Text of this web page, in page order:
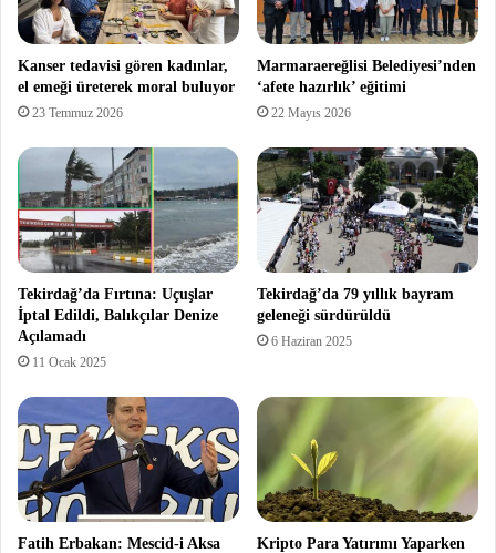
Kanser tedavisi gören kadınlar,
el emeği üreterek moral buluyor
23 Temmuz 2026
Marmaraereğlisi Belediyesi’nden
‘afete hazırlık’ eğitimi
22 Mayıs 2026
Tekirdağ’da Fırtına: Uçuşlar
İptal Edildi, Balıkçılar Denize
Açılamadı
11 Ocak 2025
Tekirdağ’da 79 yıllık bayram
geleneği sürdürüldü
6 Haziran 2025
Fatih Erbakan: Mescid-i Aksa
Kripto Para Yatırımı Yaparken